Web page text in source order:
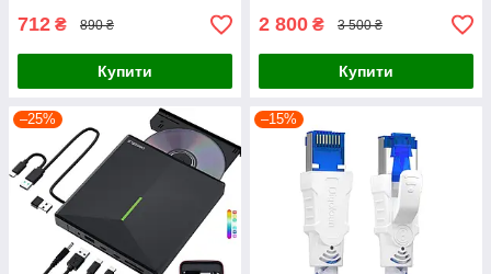
712 ₴ 890 ₴
Купити
2 800 ₴ 3 500 ₴
Купити
–25% –15%